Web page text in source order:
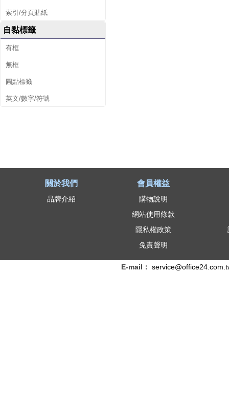
索引/分頁貼紙
自黏標籤
有框
無框
圓點標籤
英文/數字/符號
關於我們
品牌介紹
會員權益
購物說明
網站使用條款
隱私權政策
免責聲明
E-mail：